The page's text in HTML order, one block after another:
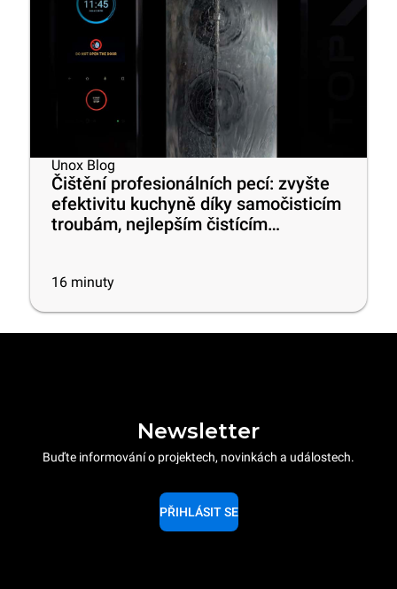
Unox Blog
Čištění profesionálních pecí: zvyšte
efektivitu kuchyně díky samočisticím
troubám, nejlepším čistícím
16 minuty
Newsletter
Buďte informování o projektech, novinkách a událostech.
PŘIHLÁSIT SE